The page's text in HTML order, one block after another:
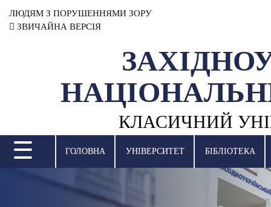
ЛЮДЯМ З ПОРУШЕННЯМИ ЗОРУ
ЗВИЧАЙНА ВЕРСІЯ
КЛАСИЧНИЙ
НАУКОВА ДІЯЛЬНІСТЬ
МІЖНАРОДНА ДІЯЛЬНІСТЬ
ВСТУПНА КАМПАНІЯ
☰ ГОЛОВНА УНІВЕРСИТЕТ БІБЛІОТЕКА